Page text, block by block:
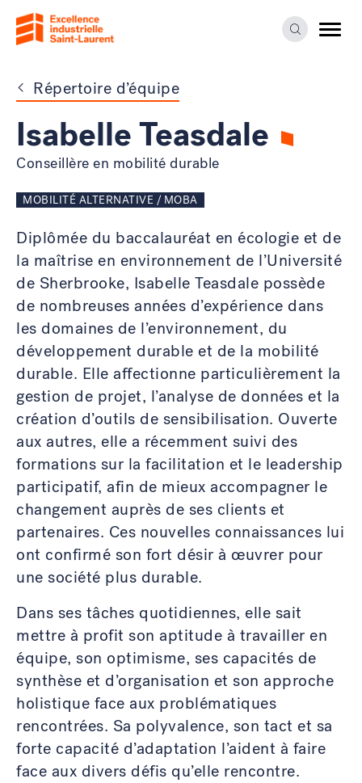
Ouvrir
la
la
Répertoire d’équipe
Isabelle Teasdale
Conseillère en mobilité durable
MOBILITÉ ALTERNATIVE / MOBA
Diplômée du baccalauréat en écologie et de
la maîtrise en environnement de l’Université
de Sherbrooke, Isabelle Teasdale possède
de nombreuses années d’expérience dans
les domaines de l’environnement, du
développement durable et de la mobilité
durable. Elle affectionne particulièrement la
gestion de projet, l’analyse de données et la
création d’outils de sensibilisation. Ouverte
aux autres, elle a récemment suivi des
formations sur la facilitation et le leadership
participatif, afin de mieux accompagner le
changement auprès de ses clients et
partenaires. Ces nouvelles connaissances lui
ont confirmé son fort désir à œuvrer pour
une société plus durable.
Dans ses tâches quotidiennes, elle sait
mettre à profit son aptitude à travailler en
équipe, son optimisme, ses capacités de
synthèse et d’organisation et son approche
holistique face aux problématiques
rencontrées. Sa polyvalence, son tact et sa
forte capacité d’adaptation l’aident à faire
face aux divers défis qu’elle rencontre.